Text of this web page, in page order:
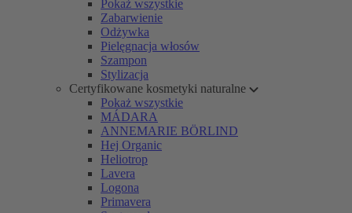
Pokaż wszystkie
Zabarwienie
Odżywka
Pielęgnacja włosów
Szampon
Stylizacja
Certyfikowane kosmetyki naturalne
Pokaż wszystkie
MÁDARA
ANNEMARIE BÖRLIND
Hej Organic
Heliotrop
Lavera
Logona
Primavera